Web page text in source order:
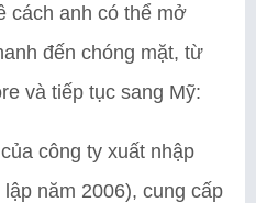
cách anh có thể mở
đến chóng mặt, từ
và tiếp tục sang Mỹ:
công ty xuất nhập
năm 2006), cung cấp